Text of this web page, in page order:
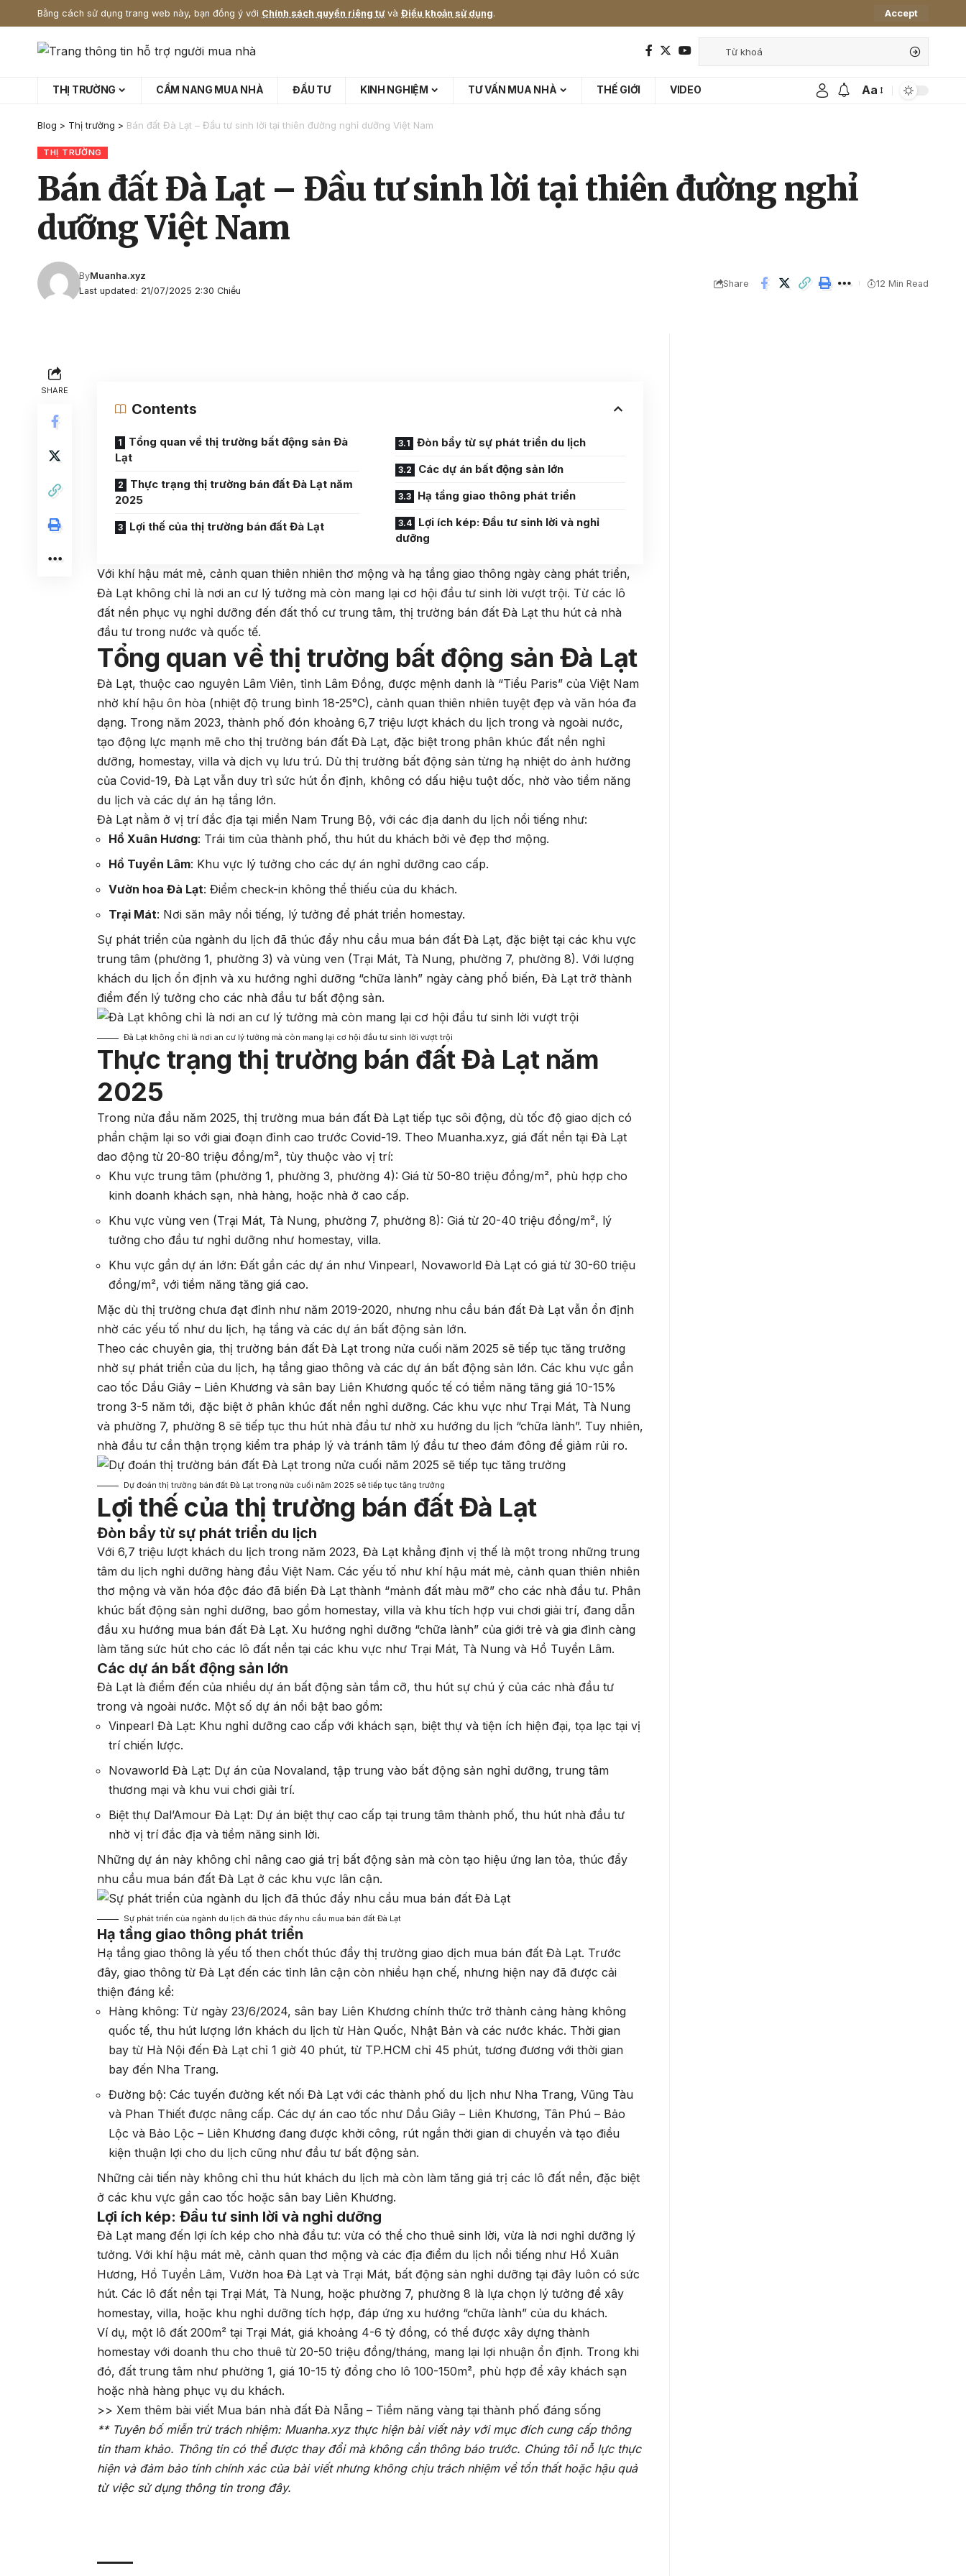
Bằng cách sử dụng trang web này, bạn đồng ý với Chính sách quyền riêng tưvà Điều khoản sử dụng. Accept
THỊ TRƯỜNG CẨM NANG MUA NHÀ ĐẦU TƯ KINH NGHIỆM TƯ VẤN MUA NHÀ THẾ GIỚI VIDEO Aa
Blog > Thị trường > Bán đất Đà Lạt – Đầu tư sinh lời tại thiên đường nghỉ dưỡng Việt Nam
THỊ TRƯỜNG
Bán đất Đà Lạt – Đầu tư sinh lời tại thiên đường nghỉ
dưỡng Việt Nam
Last updated: 21/07/2025 2:30 Chiều
ByMuanha.xyz
Share 12 Min Read
SHARE
Contents
Tổng quan về thị trường bất động sản Đà
Lạt
Thực trạng thị trường bán đất Đà Lạt năm
2025
Lợi thế của thị trường bán đất Đà Lạt
Đòn bẩy từ sự phát triển du lịch
Các dự án bất động sản lớn
Hạ tầng giao thông phát triển
Lợi ích kép: Đầu tư sinh lời và nghỉ
dưỡng
Với khí hậu mát mẻ, cảnh quan thiên nhiên thơ mộng và hạ tầng giao thông ngày càng phát triển,
Đà Lạt không chỉ là nơi an cư lý tưởng mà còn mang lại cơ hội đầu tư sinh lời vượt trội. Từ các lô
đất nền phục vụ nghỉ dưỡng đến đất thổ cư trung tâm, thị trường bán đất Đà Lạt thu hút cả nhà
đầu tư trong nước và quốc tế.
Tổng quan về thị trường bất động sản Đà Lạt
Đà Lạt, thuộc cao nguyên Lâm Viên, tỉnh Lâm Đồng, được mệnh danh là “Tiểu Paris” của Việt Nam
nhờ khí hậu ôn hòa (nhiệt độ trung bình 18-25°C), cảnh quan thiên nhiên tuyệt đẹp và văn hóa đa
dạng. Trong năm 2023, thành phố đón khoảng 6,7 triệu lượt khách du lịch trong và ngoài nước,
tạo động lực mạnh mẽ cho thị trường bán đất Đà Lạt, đặc biệt trong phân khúc đất nền nghỉ
dưỡng, homestay, villa và dịch vụ lưu trú. Dù thị trường bất động sản từng hạ nhiệt do ảnh hưởng
của Covid-19, Đà Lạt vẫn duy trì sức hút ổn định, không có dấu hiệu tuột dốc, nhờ vào tiềm năng
du lịch và các dự án hạ tầng lớn.
Đà Lạt nằm ở vị trí đắc địa tại miền Nam Trung Bộ, với các địa danh du lịch nổi tiếng như:
Hồ Xuân Hương: Trái tim của thành phố, thu hút du khách bởi vẻ đẹp thơ mộng.
Hồ Tuyền Lâm: Khu vực lý tưởng cho các dự án nghỉ dưỡng cao cấp.
Vườn hoa Đà Lạt: Điểm check-in không thể thiếu của du khách.
Trại Mát: Nơi săn mây nổi tiếng, lý tưởng để phát triển homestay.
Sự phát triển của ngành du lịch đã thúc đẩy nhu cầu mua bán đất Đà Lạt, đặc biệt tại các khu vực
trung tâm (phường 1, phường 3) và vùng ven (Trại Mát, Tà Nung, phường 7, phường 8). Với lượng
khách du lịch ổn định và xu hướng nghỉ dưỡng “chữa lành” ngày càng phổ biến, Đà Lạt trở thành
điểm đến lý tưởng cho các nhà đầu tư bất động sản.
Đà Lạt không chỉ là nơi an cư lý tưởng mà còn mang lại cơ hội đầu tư sinh lời vượt trội
Thực trạng thị trường bán đất Đà Lạt năm
2025
Trong nửa đầu năm 2025, thị trường mua bán đất Đà Lạt tiếp tục sôi động, dù tốc độ giao dịch có
phần chậm lại so với giai đoạn đỉnh cao trước Covid-19. Theo Muanha.xyz, giá đất nền tại Đà Lạt
dao động từ 20-80 triệu đồng/m², tùy thuộc vào vị trí:
Khu vực trung tâm (phường 1, phường 3, phường 4): Giá từ 50-80 triệu đồng/m², phù hợp cho
kinh doanh khách sạn, nhà hàng, hoặc nhà ở cao cấp.
Khu vực vùng ven (Trại Mát, Tà Nung, phường 7, phường 8): Giá từ 20-40 triệu đồng/m², lý
tưởng cho đầu tư nghỉ dưỡng như homestay, villa.
Khu vực gần dự án lớn: Đất gần các dự án như Vinpearl, Novaworld Đà Lạt có giá từ 30-60 triệu
đồng/m², với tiềm năng tăng giá cao.
Mặc dù thị trường chưa đạt đỉnh như năm 2019-2020, nhưng nhu cầu bán đất Đà Lạt vẫn ổn định
nhờ các yếu tố như du lịch, hạ tầng và các dự án bất động sản lớn.
Theo các chuyên gia, thị trường bán đất Đà Lạt trong nửa cuối năm 2025 sẽ tiếp tục tăng trưởng
nhờ sự phát triển của du lịch, hạ tầng giao thông và các dự án bất động sản lớn. Các khu vực gần
cao tốc Dầu Giây – Liên Khương và sân bay Liên Khương quốc tế có tiềm năng tăng giá 10-15%
trong 3-5 năm tới, đặc biệt ở phân khúc đất nền nghỉ dưỡng. Các khu vực như Trại Mát, Tà Nung
và phường 7, phường 8 sẽ tiếp tục thu hút nhà đầu tư nhờ xu hướng du lịch “chữa lành”. Tuy nhiên,
nhà đầu tư cần thận trọng kiểm tra pháp lý và tránh tâm lý đầu tư theo đám đông để giảm rủi ro.
Dự đoán thị trường bán đất Đà Lạt trong nửa cuối năm 2025 sẽ tiếp tục tăng trưởng
Lợi thế của thị trường bán đất Đà Lạt
Đòn bẩy từ sự phát triển du lịch
Với 6,7 triệu lượt khách du lịch trong năm 2023, Đà Lạt khẳng định vị thế là một trong những trung
tâm du lịch nghỉ dưỡng hàng đầu Việt Nam. Các yếu tố như khí hậu mát mẻ, cảnh quan thiên nhiên
thơ mộng và văn hóa độc đáo đã biến Đà Lạt thành “mảnh đất màu mỡ” cho các nhà đầu tư. Phân
khúc bất động sản nghỉ dưỡng, bao gồm homestay, villa và khu tích hợp vui chơi giải trí, đang dẫn
đầu xu hướng mua bán đất Đà Lạt. Xu hướng nghỉ dưỡng “chữa lành” của giới trẻ và gia đình càng
làm tăng sức hút cho các lô đất nền tại các khu vực như Trại Mát, Tà Nung và Hồ Tuyền Lâm.
Các dự án bất động sản lớn
Đà Lạt là điểm đến của nhiều dự án bất động sản tầm cỡ, thu hút sự chú ý của các nhà đầu tư
trong và ngoài nước. Một số dự án nổi bật bao gồm:
Vinpearl Đà Lạt: Khu nghỉ dưỡng cao cấp với khách sạn, biệt thự và tiện ích hiện đại, tọa lạc tại vị
trí chiến lược.
Novaworld Đà Lạt: Dự án của Novaland, tập trung vào bất động sản nghỉ dưỡng, trung tâm
thương mại và khu vui chơi giải trí.
Biệt thự Dal’Amour Đà Lạt: Dự án biệt thự cao cấp tại trung tâm thành phố, thu hút nhà đầu tư
nhờ vị trí đắc địa và tiềm năng sinh lời.
Những dự án này không chỉ nâng cao giá trị bất động sản mà còn tạo hiệu ứng lan tỏa, thúc đẩy
nhu cầu mua bán đất Đà Lạt ở các khu vực lân cận.
Sự phát triển của ngành du lịch đã thúc đẩy nhu cầu mua bán đất Đà Lạt
Hạ tầng giao thông phát triển
Hạ tầng giao thông là yếu tố then chốt thúc đẩy thị trường giao dịch mua bán đất Đà Lạt. Trước
đây, giao thông từ Đà Lạt đến các tỉnh lân cận còn nhiều hạn chế, nhưng hiện nay đã được cải
thiện đáng kể:
Hàng không: Từ ngày 23/6/2024, sân bay Liên Khương chính thức trở thành cảng hàng không
quốc tế, thu hút lượng lớn khách du lịch từ Hàn Quốc, Nhật Bản và các nước khác. Thời gian
bay từ Hà Nội đến Đà Lạt chỉ 1 giờ 40 phút, từ TP.HCM chỉ 45 phút, tương đương với thời gian
bay đến Nha Trang.
Đường bộ: Các tuyến đường kết nối Đà Lạt với các thành phố du lịch như Nha Trang, Vũng Tàu
và Phan Thiết được nâng cấp. Các dự án cao tốc như Dầu Giây – Liên Khương, Tân Phú – Bảo
Lộc và Bảo Lộc – Liên Khương đang được khởi công, rút ngắn thời gian di chuyển và tạo điều
kiện thuận lợi cho du lịch cũng như đầu tư bất động sản.
Những cải tiến này không chỉ thu hút khách du lịch mà còn làm tăng giá trị các lô đất nền, đặc biệt
ở các khu vực gần cao tốc hoặc sân bay Liên Khương.
Lợi ích kép: Đầu tư sinh lời và nghỉ dưỡng
Đà Lạt mang đến lợi ích kép cho nhà đầu tư: vừa có thể cho thuê sinh lời, vừa là nơi nghỉ dưỡng lý
tưởng. Với khí hậu mát mẻ, cảnh quan thơ mộng và các địa điểm du lịch nổi tiếng như Hồ Xuân
Hương, Hồ Tuyền Lâm, Vườn hoa Đà Lạt và Trại Mát, bất động sản nghỉ dưỡng tại đây luôn có sức
hút. Các lô đất nền tại Trại Mát, Tà Nung, hoặc phường 7, phường 8 là lựa chọn lý tưởng để xây
homestay, villa, hoặc khu nghỉ dưỡng tích hợp, đáp ứng xu hướng “chữa lành” của du khách.
Ví dụ, một lô đất 200m² tại Trại Mát, giá khoảng 4-6 tỷ đồng, có thể được xây dựng thành
homestay với doanh thu cho thuê từ 20-50 triệu đồng/tháng, mang lại lợi nhuận ổn định. Trong khi
đó, đất trung tâm như phường 1, giá 10-15 tỷ đồng cho lô 100-150m², phù hợp để xây khách sạn
hoặc nhà hàng phục vụ du khách.
>> Xem thêm bài viết Mua bán nhà đất Đà Nẵng – Tiềm năng vàng tại thành phố đáng sống
** Tuyên bố miễn trừ trách nhiệm: Muanha.xyz thực hiện bài viết này với mục đích cung cấp thông
tin tham khảo. Thông tin có thể được thay đổi mà không cần thông báo trước. Chúng tôi nỗ lực thực
hiện và đảm bảo tính chính xác của bài viết nhưng không chịu trách nhiệm về tổn thất hoặc hậu quả
từ việc sử dụng thông tin trong đây.